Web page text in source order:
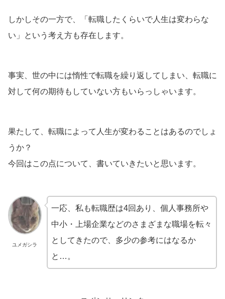
しかしその一方で、「転職したくらいで人生は変わらな
い」という考え方も存在します。
事実、世の中には惰性で転職を繰り返してしまい、転職に
対して何の期待もしていない方もいらっしゃいます。
果たして、転職によって人生が変わることはあるのでしょ
うか？
今回はこの点について、書いていきたいと思います。
ユメガシラ
一応、私も転職歴は4回あり、個人事務所や
中小・上場企業などのさまざまな職場を転々
としてきたので、多少の参考にはなるか
と…。